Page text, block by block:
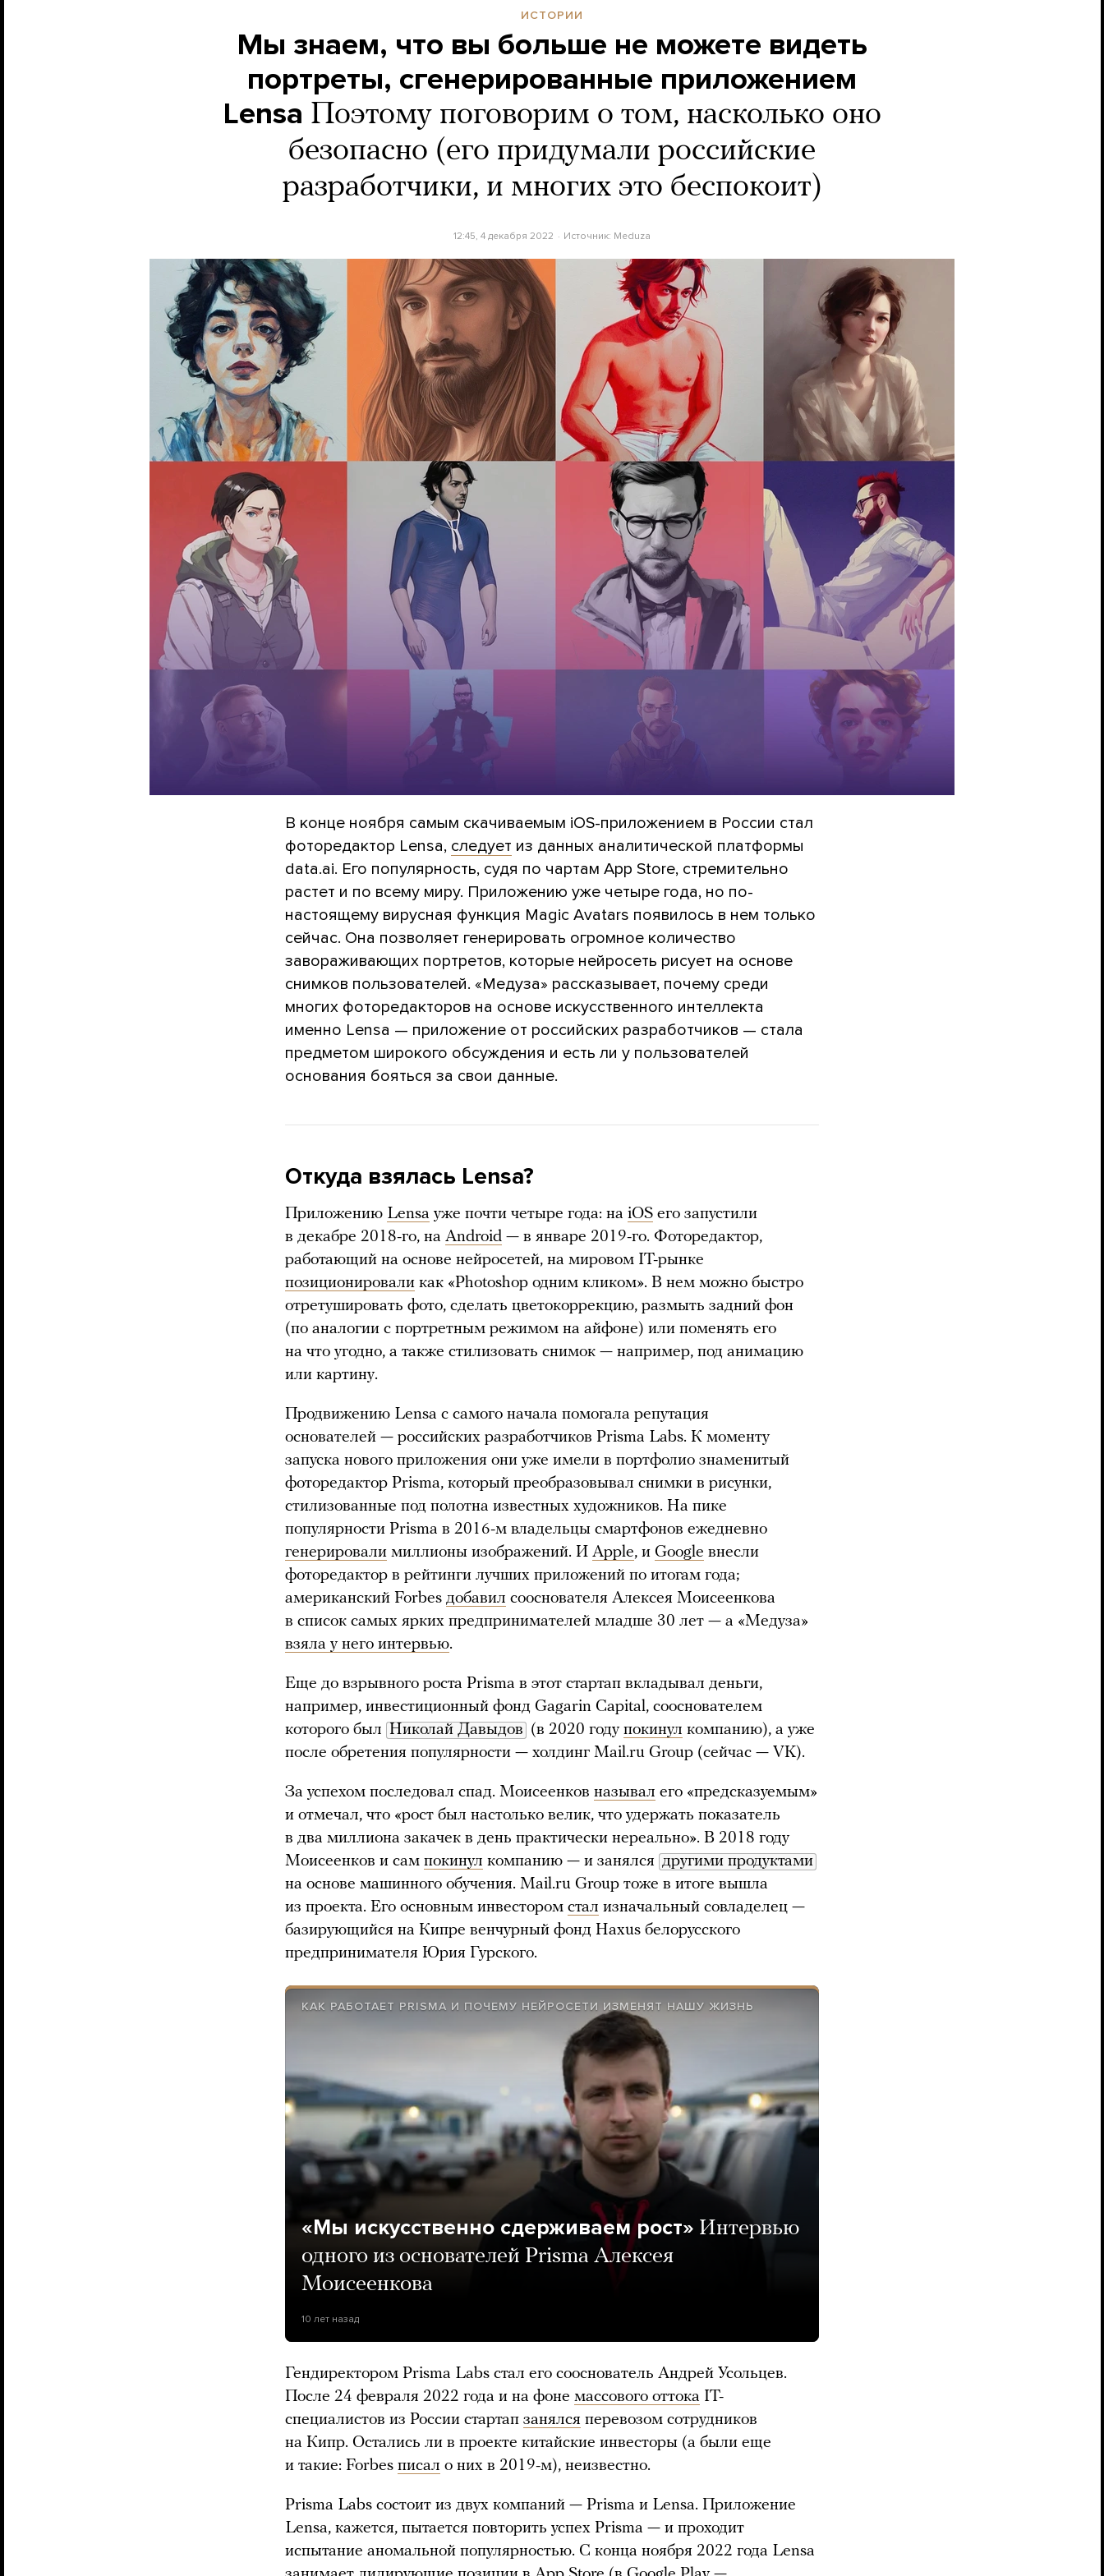
ИСТОРИИ
Мы знаем, что вы больше не можете видеть
портреты, сгенерированные приложением
Lensa Поэтому поговорим о том, насколько оно
безопасно (его придумали российские
разработчики, и многих это беспокоит)
12:45, 4 декабря 2022 Источник: Meduza
В конце ноября самым скачиваемым iOS-приложением в России стал
фоторедактор Lensa, следует из данных аналитической платформы
data.ai. Его популярность, судя по чартам App Store, стремительно
растет и по всему миру. Приложению уже четыре года, но по-
настоящему вирусная функция Magic Avatars появилось в нем только
сейчас. Она позволяет генерировать огромное количество
завораживающих портретов, которые нейросеть рисует на основе
снимков пользователей. «Медуза» рассказывает, почему среди
многих фоторедакторов на основе искусственного интеллекта
именно Lensa — приложение от российских разработчиков — стала
предметом широкого обсуждения и есть ли у пользователей
основания бояться за свои данные.
Откуда взялась Lensa?
Приложению Lensa уже почти четыре года: на iOS его запустили
в декабре 2018-го, на Android — в январе 2019-го. Фоторедактор,
работающий на основе нейросетей, на мировом IT-рынке
позиционировали как «Photoshop одним кликом». В нем можно быстро
отретушировать фото, сделать цветокоррекцию, размыть задний фон
(по аналогии с портретным режимом на айфоне) или поменять его
на что угодно, а также стилизовать снимок — например, под анимацию
или картину.
Продвижению Lensa с самого начала помогала репутация
основателей — российских разработчиков Prisma Labs. К моменту
запуска нового приложения они уже имели в портфолио знаменитый
фоторедактор Prisma, который преобразовывал снимки в рисунки,
стилизованные под полотна известных художников. На пике
популярности Prisma в 2016-м владельцы смартфонов ежедневно
генерировали миллионы изображений. И Apple, и Google внесли
фоторедактор в рейтинги лучших приложений по итогам года;
американский Forbes добавил сооснователя Алексея Моисеенкова
в список самых ярких предпринимателей младше 30 лет — а «Медуза»
взяла у него интервью.
Еще до взрывного роста Prisma в этот стартап вкладывал деньги,
например, инвестиционный фонд Gagarin Capital, сооснователем
которого был Николай Давыдов (в 2020 году покинул компанию), а уже
после обретения популярности — холдинг Mail.ru Group (сейчас — VK).
За успехом последовал спад. Моисеенков называл его «предсказуемым»
и отмечал, что «рост был настолько велик, что удержать показатель
в два миллиона закачек в день практически нереально». В 2018 году
Моисеенков и сам покинул компанию — и занялся другими продуктами
на основе машинного обучения. Mail.ru Group тоже в итоге вышла
из проекта. Его основным инвестором стал изначальный совладелец —
базирующийся на Кипре венчурный фонд Haxus белорусского
предпринимателя Юрия Гурского.
КАК РАБОТАЕТ PRISMA И ПОЧЕМУ НЕЙРОСЕТИ ИЗМЕНЯТ НАШУ ЖИЗНЬ
«Мы искусственно сдерживаем рост» Интервью
одного из основателей Prisma Алексея
Моисеенкова
10 лет назад
Гендиректором Prisma Labs стал его сооснователь Андрей Усольцев.
После 24 февраля 2022 года и на фоне массового оттока IT-
специалистов из России стартап занялся перевозом сотрудников
на Кипр. Остались ли в проекте китайские инвесторы (а были еще
и такие: Forbes писал о них в 2019-м), неизвестно.
Prisma Labs состоит из двух компаний — Prisma и Lensa. Приложение
Lensa, кажется, пытается повторить успех Prisma — и проходит
испытание аномальной популярностью. С конца ноября 2022 года Lensa